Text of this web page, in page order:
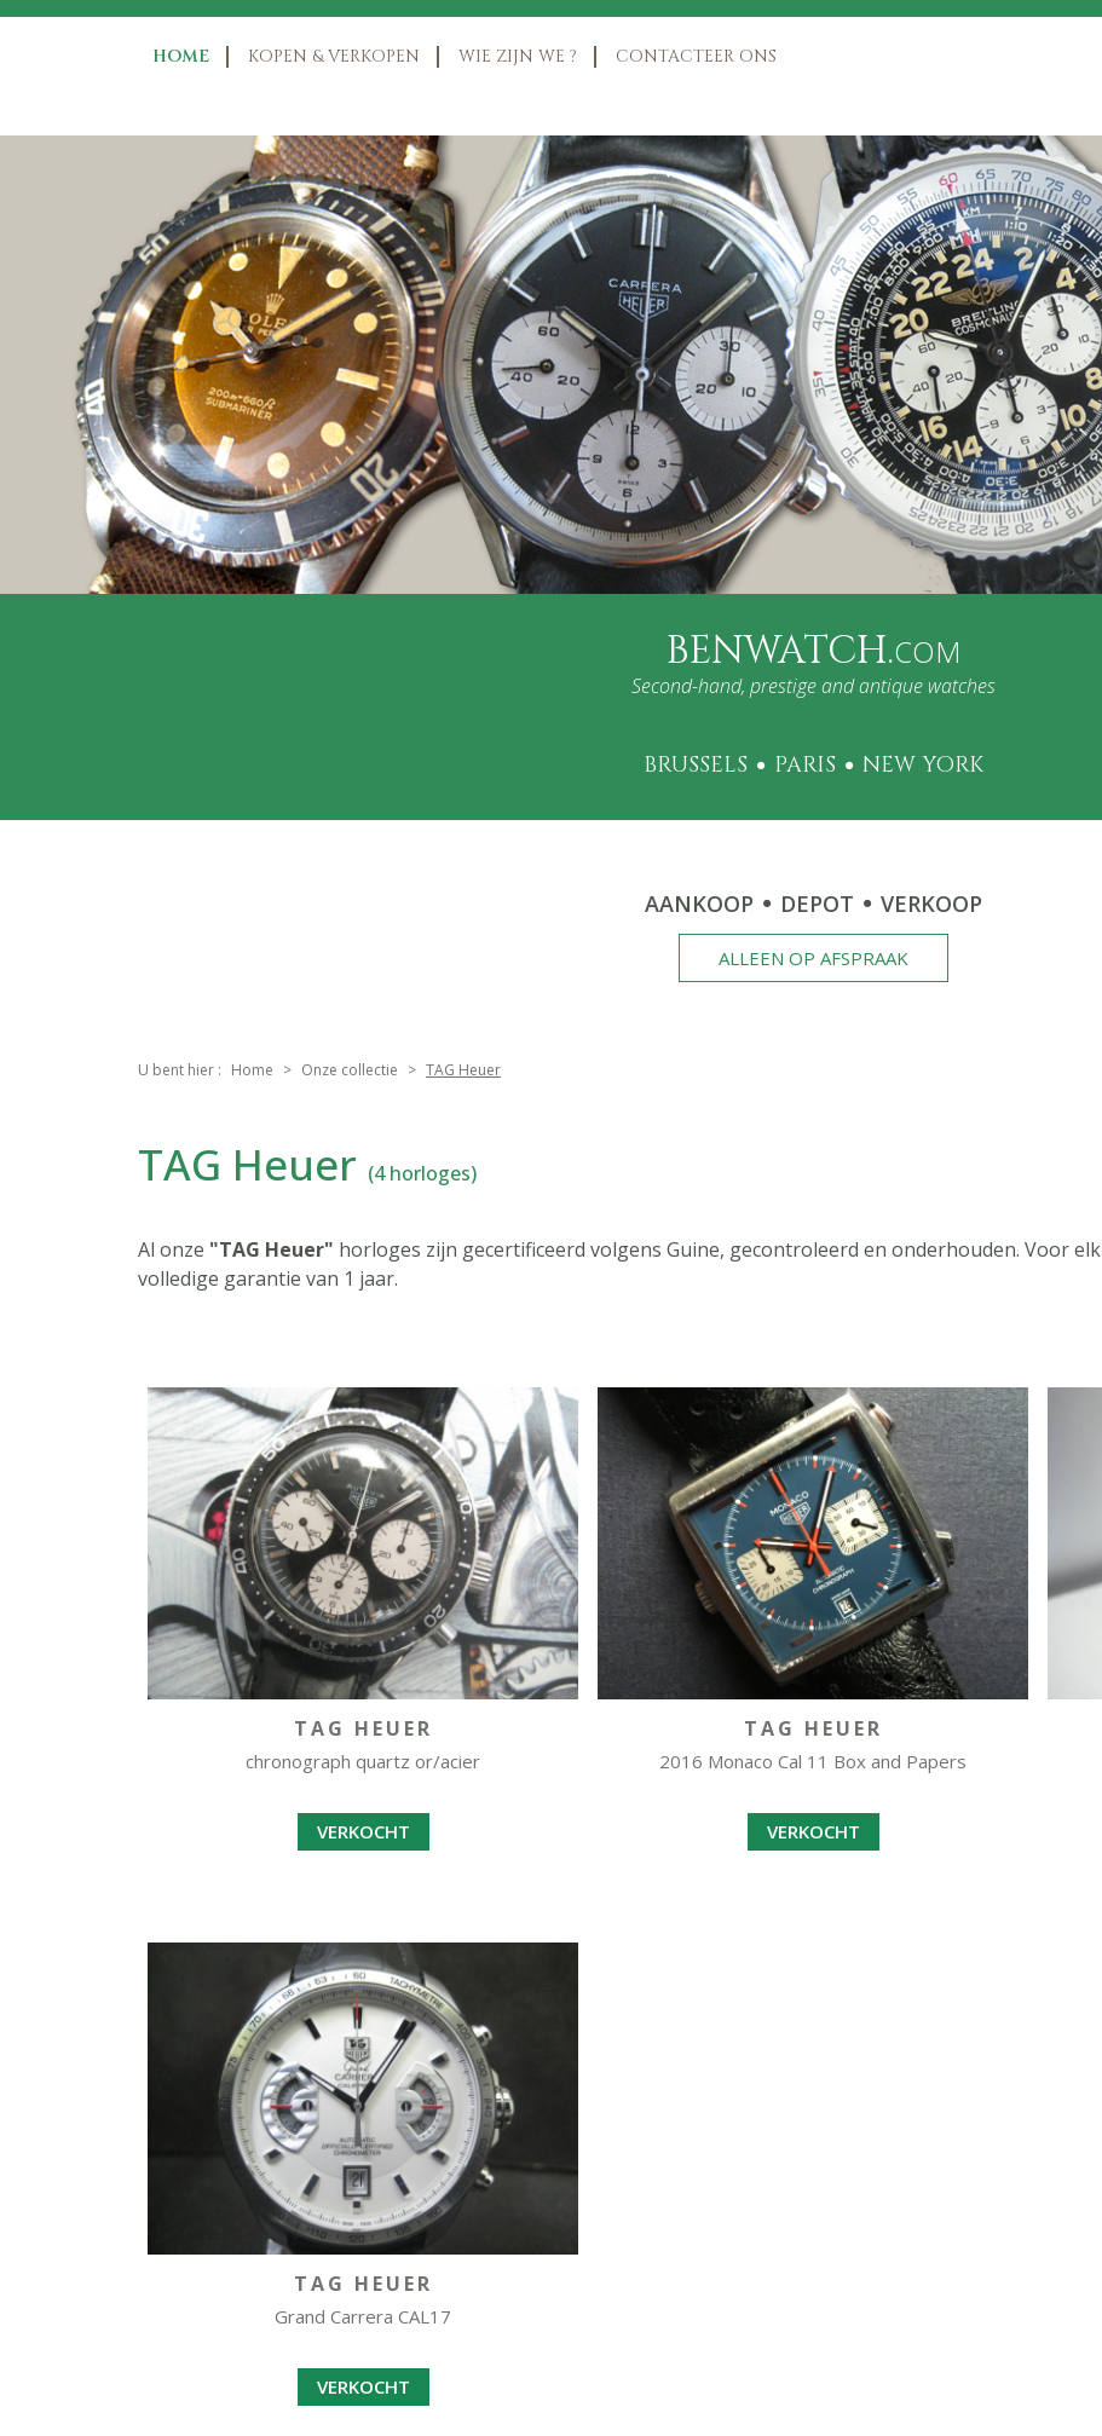
HOME KOPEN & VERKOPEN WIE ZIJN WE ? CONTACTEER ONS
BENWATCH.COM
Second-hand, prestige and antique watches
BRUSSELS PARIS NEW YORK
AANKOOP DEPOT VERKOOP
ALLEEN OP AFSPRAAK
U bent hier : Home Onze collectie TAG Heuer
TAG Heuer (4 horloges)
Al onze "TAG Heuer" horloges zijn gecertificeerd volgens Guine, gecontroleerd en onderhouden. Voor elk
volledige garantie van 1 jaar.
TAG HEUER
chronograph quartz or/acier
VERKOCHT
TAG HEUER
2016 Monaco Cal 11 Box and Papers
VERKOCHT
TAG HEUER
Grand Carrera CAL17
VERKOCHT